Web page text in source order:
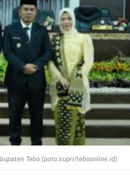
Tebo.(poto:supri/teboonline.id)